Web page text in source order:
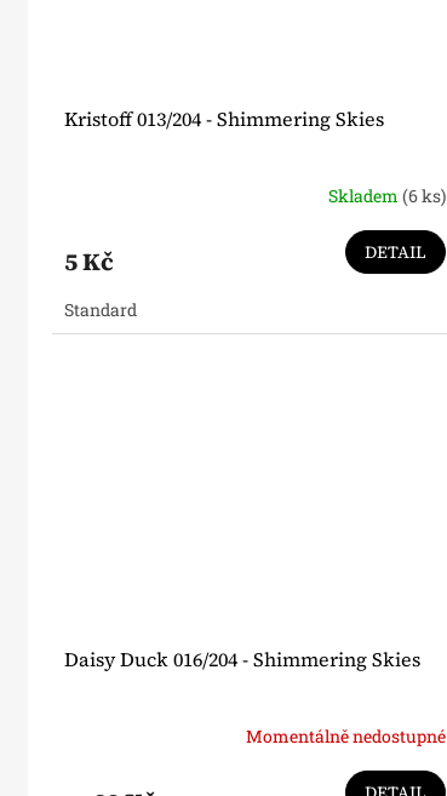
Kristoff 013/204 - Shimmering Skies
Skladem(6 ks)
5 Kč DETAIL
Standard
Daisy Duck 016/204 - Shimmering Skies
Momentálně nedostupné